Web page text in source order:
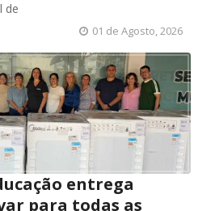
de
01 de Agosto, 2026
entrega
para todas as